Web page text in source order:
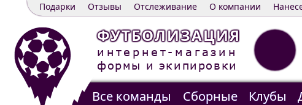
О компании
Отслеживание
Отзывы
Подарки
ФУТБОЛИЗАЦИЯ
интернет-магазин
формы и экипировки
Все команды Сборные Клубы